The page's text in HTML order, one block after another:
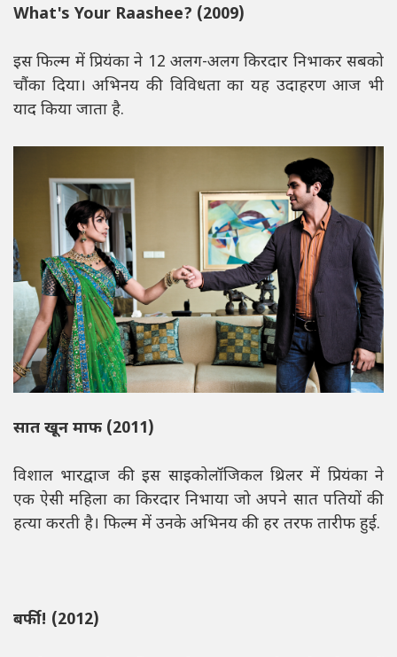
What's Your Raashee? (2009)
इस फिल्म में प्रियंका ने 12 अलग-अलग किरदार निभाकर सबको
चौंका दिया। अभिनय की विविधता का यह उदाहरण आज भी
याद किया जाता है.
सात खून माफ (2011)
विशाल भारद्वाज की इस साइकोलॉजिकल थ्रिलर में प्रियंका ने
एक ऐसी महिला का किरदार निभाया जो अपने सात पतियों की
हत्या करती है। फिल्म में उनके अभिनय की हर तरफ तारीफ हुई.
बर्फी! (2012)